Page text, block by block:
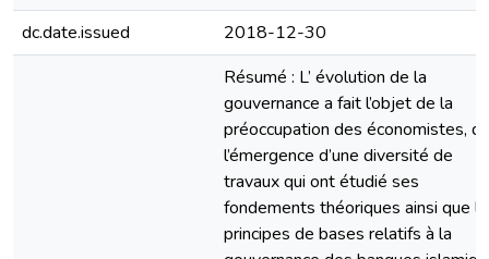
dc.date.issued
2018-12-30
Résumé : L’ évolution de la
gouvernance a fait l’objet de la
préoccupation des économistes,
l’émergence d’une diversité de
travaux qui ont étudié ses
fondements théoriques ainsi que
principes de bases relatifs à la